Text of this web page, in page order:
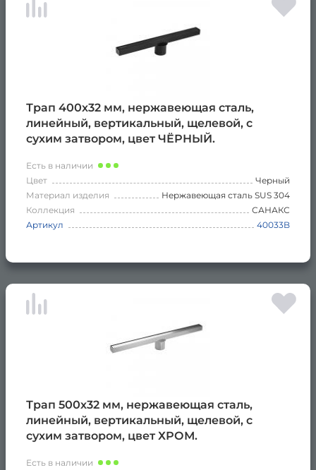
Трап 400х32 мм, нержавеющая сталь,
линейный, вертикальный, щелевой, с
сухим затвором, цвет ЧЁРНЫЙ.
Есть в наличии
Цвет
Черный
Материал изделия
Нержавеющая сталь SUS 304
Коллекция
САНАКС
Артикул
40033B
Трап 500х32 мм, нержавеющая сталь,
линейный, вертикальный, щелевой, с
сухим затвором, цвет ХРОМ.
Есть в наличии